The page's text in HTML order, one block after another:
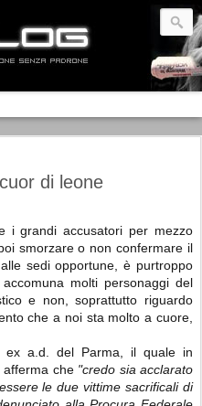
di leone
i grandi accusatori per mezzo
smorzare o non confermare il
sedi opportune, è purtroppo
molti personaggi del
e non, soprattutto riguardo
che a noi sta molto a cuore,
a.d. del Parma, il quale in
afferma che "credo sia acclarato
le due vittime sacrificali di